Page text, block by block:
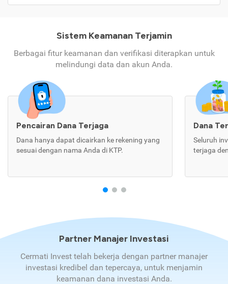
Sistem Keamanan Terjamin
Berbagai fitur keamanan dan verifikasi diterapkan untuk
melindungi data dan akun Anda.
Pencairan Dana Terjaga
Dana hanya dapat dicairkan ke rekening yang
sesuai dengan nama Anda di KTP.
Dana
Seluruh
terjaga
Partner Manajer Investasi
Cermati Invest telah bekerja dengan partner manajer
investasi kredibel dan tepercaya, untuk menjamin
keamanan dana investasi Anda.